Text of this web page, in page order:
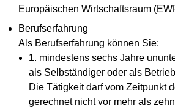
Europäischen Wirtschaftsraum
Berufserfahrung
Als Berufserfahrung können Sie:
1. mindestens sechs Jahre
als Selbständiger oder als
Die Tätigkeit darf vom Zeitpunkt
gerechnet nicht vor mehr als